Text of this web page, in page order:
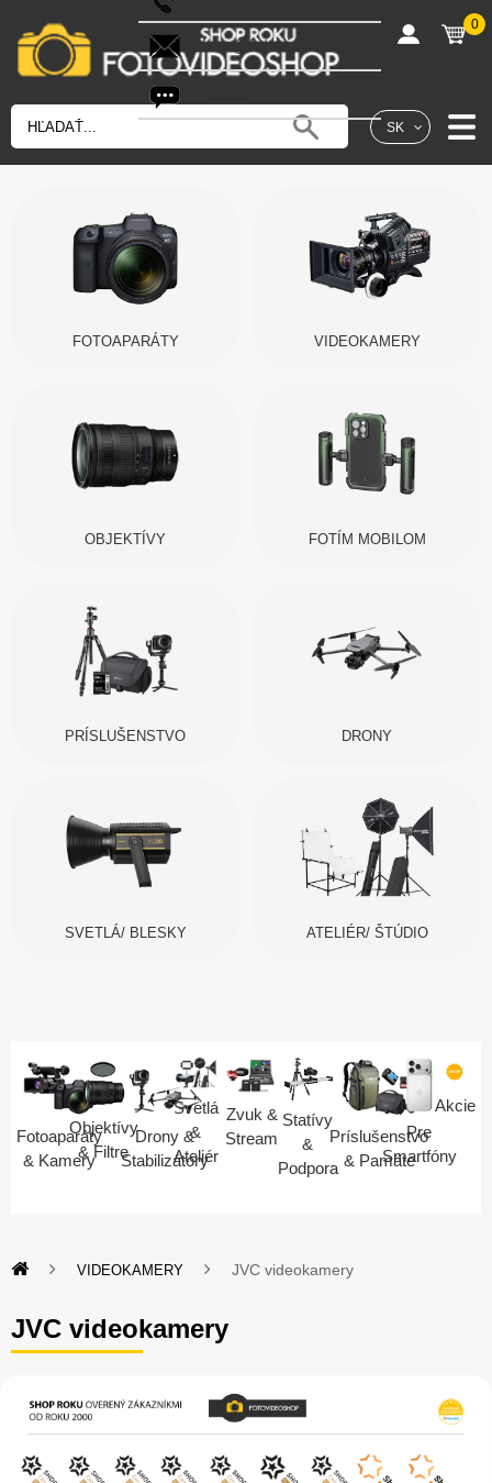
SK
shop@fotovideoshop.sk
0
FOTOAPARÁTY VIDEOKAMERY
OBJEKTÍVY FOTÍM MOBILOM
PRÍSLUŠENSTVO DRONY
SVETLÁ/ BLESKY ATELIÉR/ ŠTÚDIO
Fotoaparáty
& Kamery
Objektívy
& Filtre
Drony &
Stabilizátory
Svetlá
&
Ateliér
Zvuk &
Stream
Statívy
&
Podpora
Príslušenstvo
& Pamäte
Pre
Smartfóny
Akcie
VIDEOKAMERY JVC videokamery
JVC videokamery